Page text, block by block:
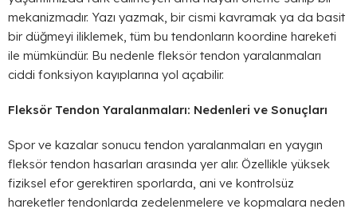
mekanizmadır. Yazı yazmak, bir cismi kavramak ya da basit
bir düğmeyi iliklemek, tüm bu tendonların koordine hareketi
ile mümkündür. Bu nedenle fleksör tendon yaralanmaları
ciddi fonksiyon kayıplarına yol açabilir.
Fleksör Tendon Yaralanmaları: Nedenleri ve Sonuçları
Spor ve kazalar sonucu tendon yaralanmaları en yaygın
fleksör tendon hasarları arasında yer alır. Özellikle yüksek
fiziksel efor gerektiren sporlarda, ani ve kontrolsüz
hareketler tendonlarda zedelenmelere ve kopmalara neden